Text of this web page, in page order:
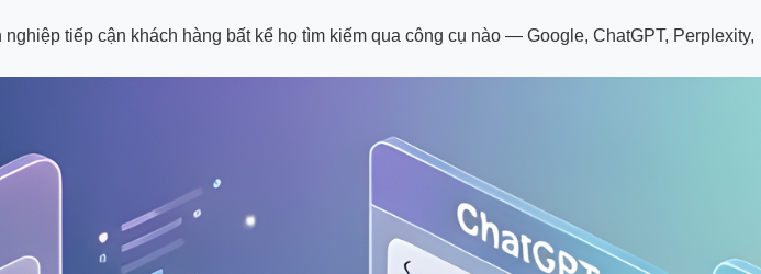
tiếp cận khách hàng bất kể họ tìm kiếm qua công cụ nào — Google, ChatGPT, Perplexity,